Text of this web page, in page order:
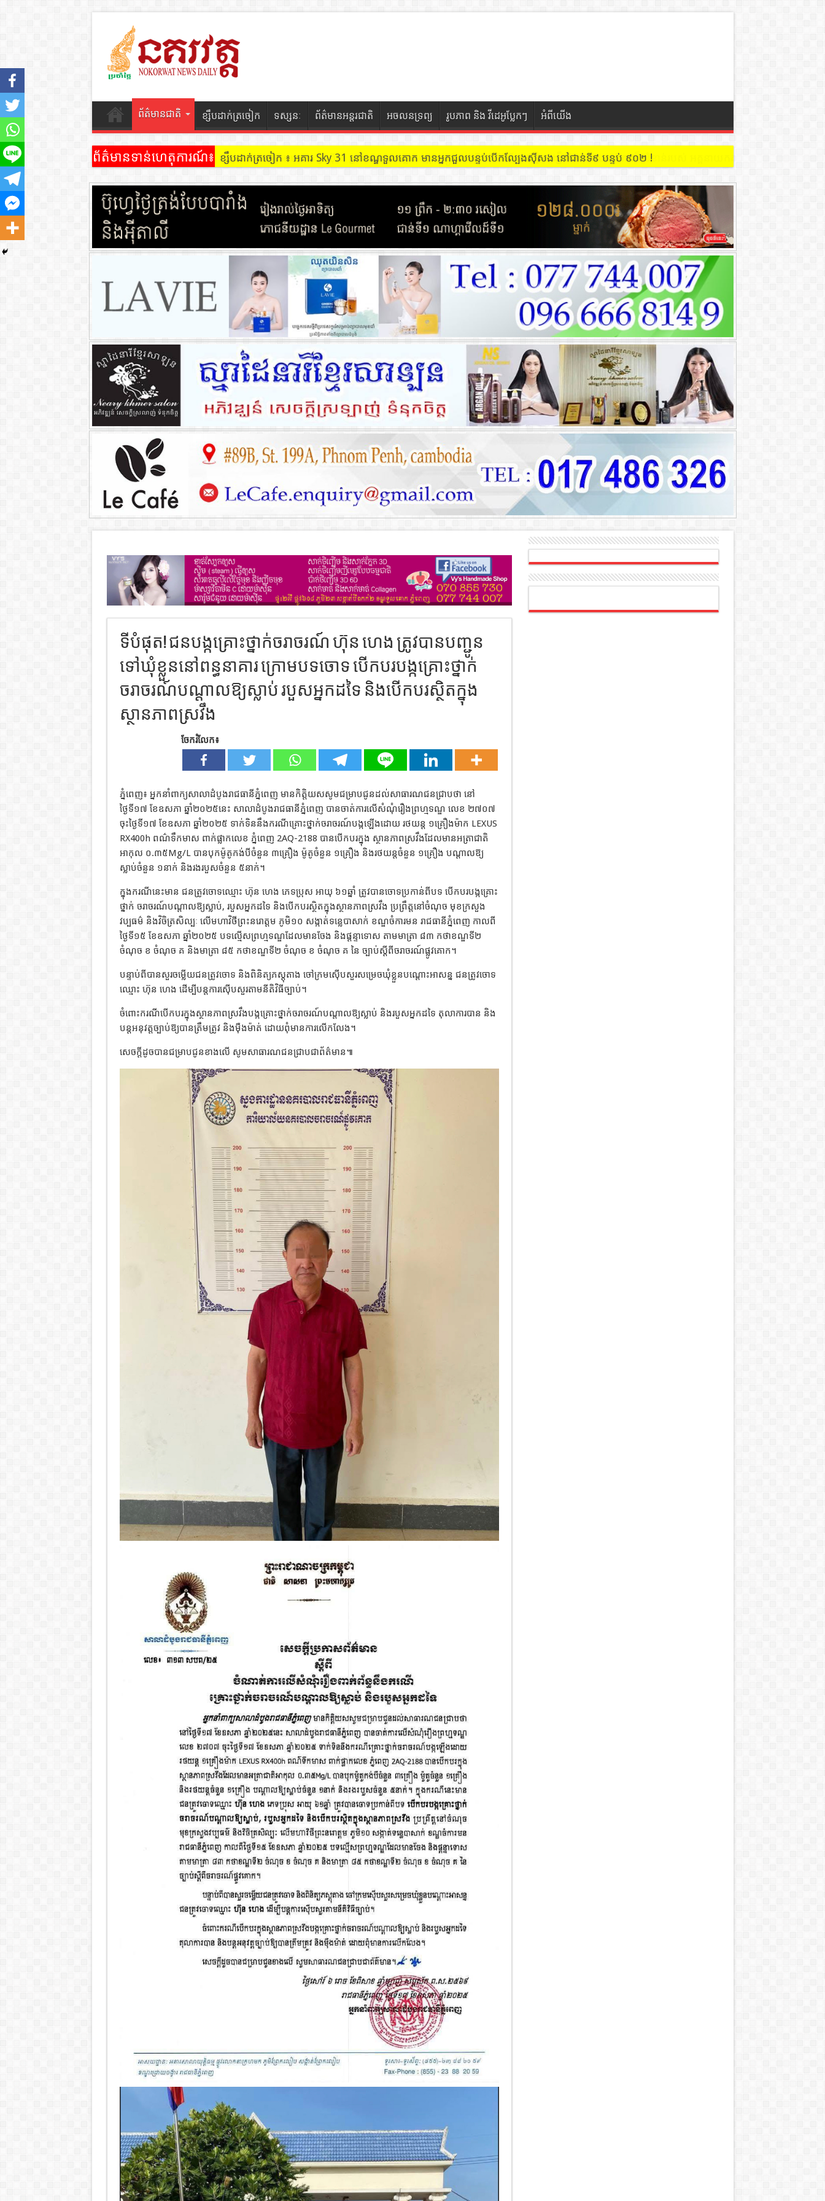
ព័ត៌មានជាតិ ខ្សឹបដាក់ត្រចៀក ទស្សនៈ ព័ត៌មានអន្តរជាតិ អចលនទ្រព្យ រូបភាព និង វីដេអូប្លែកៗ អំពីយើង
ព័ត៌មានទាន់ហេតុការណ៍៖ ខ្សឹបដាក់ត្រចៀក ៖ អគារ Sky 31 នៅខណ្ឌទួលគោក មានអ្នកជួលបន្ទប់បើកល្បែងសុីសង នៅជាន់ទី៩ បន្ទប់ ៩០២ !
ទីបំផុត​! ជនបង្កគ្រោះថ្នាក់ចរាចរណ៍ ហ៊ុន ហេង ត្រូវបានបញ្ជូន
ទៅឃុំខ្លួននៅពន្ធនាគារ ក្រោមបទចោទ បើកបរបង្កគ្រោះថ្នាក់
ចរាចរណ៍បណ្ដាលឱ្យស្លាប់ របួស​អ្នកដទៃ និងបើកបរស្ថិតក្នុង
ស្ថានភាពស្រវឹង
ចែករំលែក៖
ភ្នំពេញ​៖​ អ្នកនាំពាក្យសាលាដំបូងរាជធានីភ្នំពេញ មានកិត្តិយសសូមជម្រាបជូនដល់សាធារណជនជ្រាបថា នៅ
ថ្ងៃទី១៧ ខែឧសភា ឆ្នាំ២០២៥នេះ សាលាដំបូងរាជធានីភ្នំពេញ បានចាត់ការលើសំណុំរឿងព្រហ្មទណ្ឌ លេខ ២៧០៧
ចុះថ្ងៃទី១៧ ខែឧសភា ឆ្នាំ២០២៥ ទាក់ទិននឹងករណីគ្រោះថ្នាក់ចរាចរណ៍បង្កឡើងដោយ រថយន្ត ១គ្រឿងម៉ាក LEXUS
RX400h ពណ៌ទឹកមាស ពាក់ផ្លាកលេខ ភ្នំពេញ 2AQ-2188 បានបើកបរក្នុង ស្ថានភាពស្រវឹងដែលមានអត្រាជាតិ
អាកុល ០.៣៥Mg/L បានបុកម៉ូតូកង់បីចំនួន ៣គ្រឿង ម៉ូតូចំនួន ១គ្រឿង និងរថយន្តចំនួន ១គ្រឿង បណ្តាលឱ្យ
ស្លាប់ចំនួន ១នាក់ និងរងរបួសចំនួន ៥នាក់។
ក្នុងករណីនេះមាន ជនត្រូវចោទឈ្មោះ ហ៊ុន ហេង ភេទប្រុស អាយុ ៦១ឆ្នាំ ត្រូវបានចោទប្រកាន់ពីបទ បើកបរបង្កគ្រោះ
ថ្នាក់ ចរាចរណ៍បណ្តាលឱ្យស្លាប់, របួសអ្នកដទៃ និងបើកបរស្ថិតក្នុងស្ថានភាពស្រវឹង ប្រព្រឹត្តនៅចំណុច មុខក្រសួង
វប្បធម៌ និងវិចិត្រសិល្បៈ លើមហាវិថីព្រះនរោត្តម ភូមិ១០ សង្កាត់ទន្លេបាសាក់ ខណ្ឌចំការមន រាជធានីភ្នំពេញ កាលពី
ថ្ងៃទី១៥ ខែឧសភា ឆ្នាំ២០២៥ បទល្មើសព្រហ្មទណ្ឌដែលមានចែង និងផ្តន្ទាទោស តាមមាត្រា ៨៣ កថាខណ្ឌទី២
ចំណុច ខ ចំណុច គ និងមាត្រា ៨៥ កថាខណ្ឌទី២ ចំណុច ខ ចំណុច គ នៃ ច្បាប់ស្តីពីចរាចរណ៍ផ្លូវគោក។
បន្ទាប់ពីបានសួរចម្លើយជនត្រូវចោទ និងពិនិត្យភស្តុតាង ចៅក្រមស៊ើបសួរសម្រេចឃុំខ្លួនបណ្តោះអាសន្ន ជនត្រូវចោទ
ឈ្មោះ ហ៊ុន ហេង ដើម្បីបន្តការស៊ើបសួរតាមនីតិវិធីច្បាប់។
ចំពោះករណីបើកបរក្នុងស្ថានភាពស្រវឹងបង្កគ្រោះថ្នាក់ចរាចរណ៍បណ្តាលឱ្យស្លាប់ និងរបួសអ្នកដទៃ តុលាការបាន និង
បន្តអនុវត្តច្បាប់ឱ្យបានត្រឹមត្រូវ និងម៉ឺងម៉ាត់ ដោយពុំមានការលើកលែង។​
សេចក្តីដូចបានជម្រាបជូនខាងលើ សូមសាធារណជនជ្រាបជាព័ត៌មាន៕